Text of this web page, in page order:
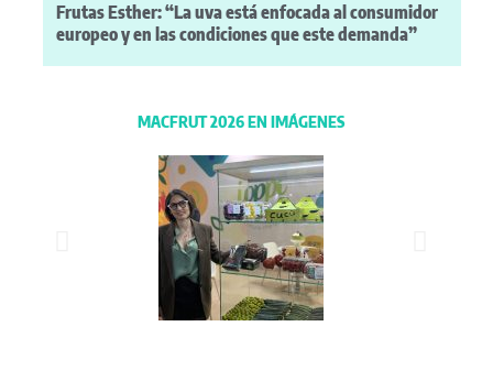
Frutas Esther: “La uva está enfocada al consumidor
europeo y en las condiciones que este demanda”
MACFRUT 2026 EN IMÁGENES